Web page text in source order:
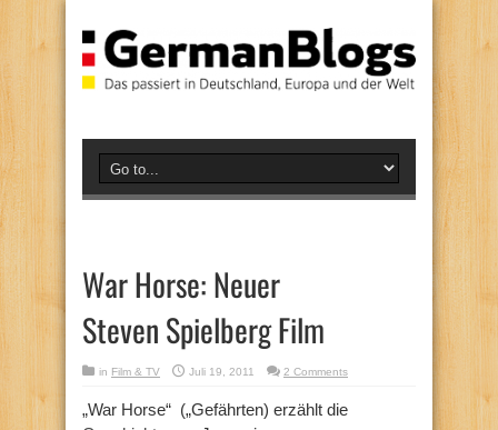
War Horse: Neuer
Steven Spielberg Film
in Film & TV Juli 19, 2011 2 Comments
„War Horse“ („Gefährten) erzählt die